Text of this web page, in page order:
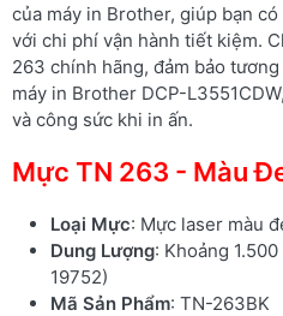
của máy in Brother, giúp bạn
với chi phí vận hành tiết kiệm.
263 chính hãng, đảm bảo
máy in Brother DCP-
và công sức khi in ấn.
Mực TN 263 - Màu
Loại Mực: Mực laser màu
Dung Lượng: Khoảng
19752)
Mã Sản Phẩm: TN-263BK